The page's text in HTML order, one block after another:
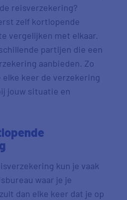
reisverzekering?
zelf kortlopende
vergelijken met elkaar.
partijen die een
aanbieden. Zo
keer de verzekering
jouw situatie en
kun je vaak
waar je je
dan elke keer dat je op